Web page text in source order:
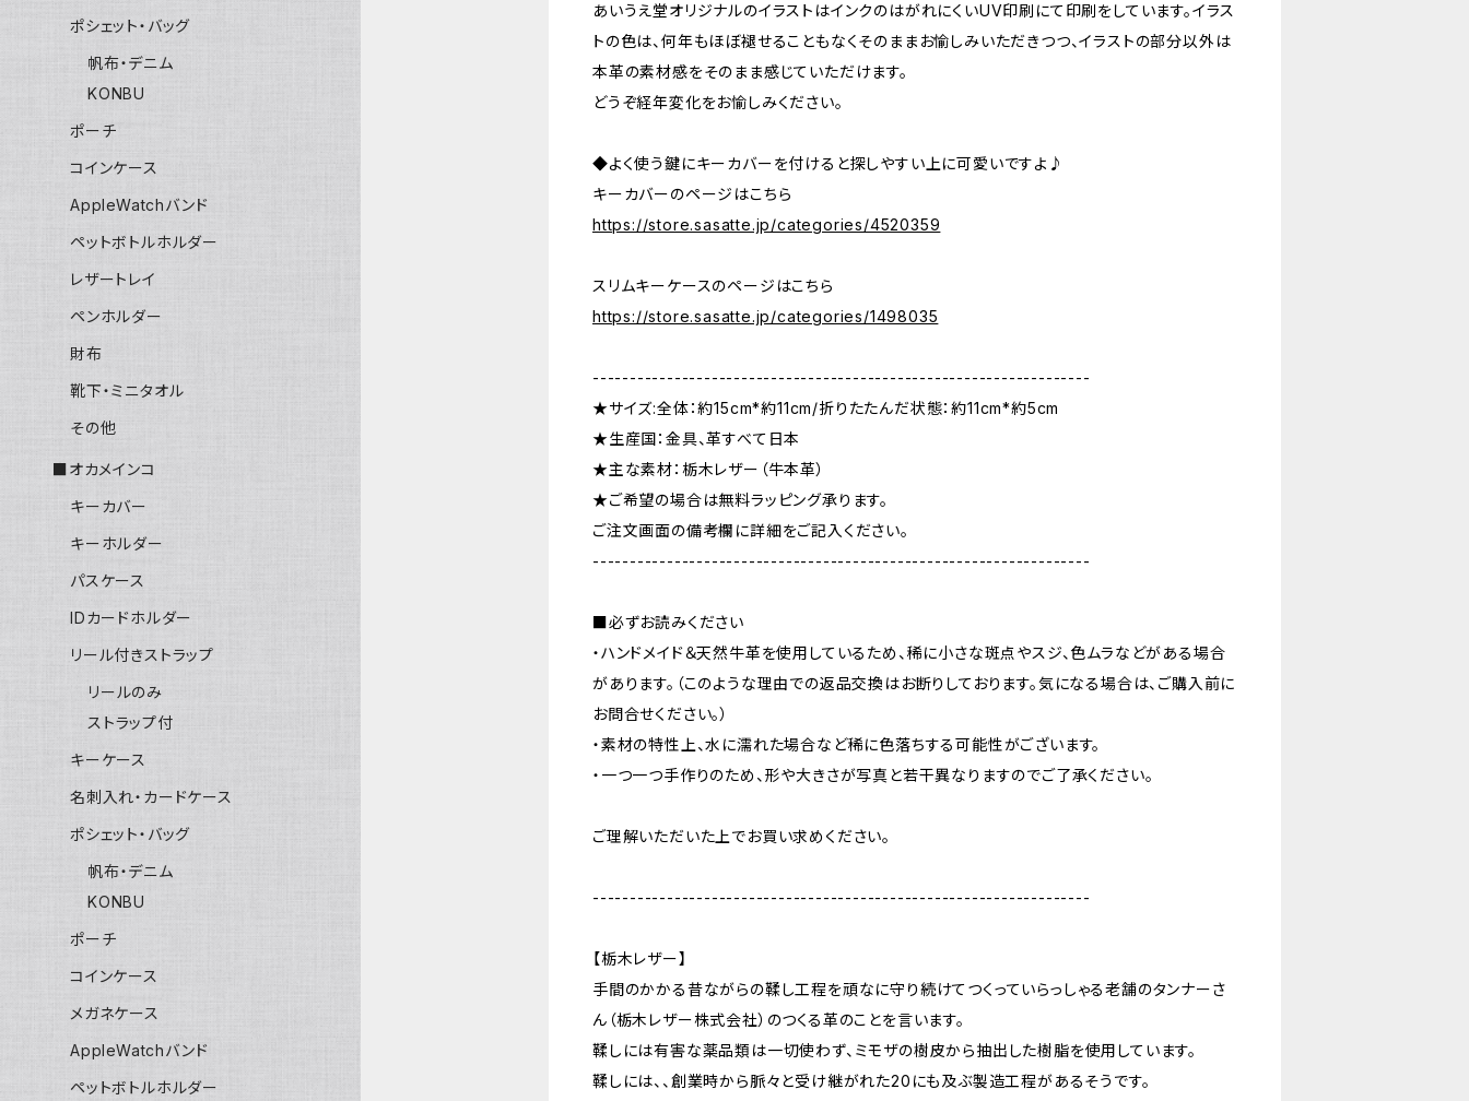
あいうえ堂オリジナルのイラストはインクのはがれにくいUV印刷にて印刷をしています。イラス
トの色は、何年もほぼ褪せることもなくそのままお愉しみいただきつつ、イラストの部分以外は
本革の素材感をそのまま感じていただけます。
どうぞ経年変化をお愉しみください。
◆よく使う鍵にキーカバーを付けると探しやすい上に可愛いですよ♪
キーカバーのページはこちら
https://store.sasatte.jp/categories/4520359
スリムキーケースのページはこちら
https://store.sasatte.jp/categories/1498035
-------------------------------------------------------------------
★サイズ:全体：約15cm*約11cm/折りたたんだ状態：約11cm*約5cm
★生産国：金具、革すべて日本
★主な素材：栃木レザー（牛本革）
★ご希望の場合は無料ラッピング承ります。
ご注文画面の備考欄に詳細をご記入ください。
-------------------------------------------------------------------
■必ずお読みください
・ハンドメイド＆天然牛革を使用しているため、稀に小さな斑点やスジ、色ムラなどがある場合
があります。（このような理由での返品交換はお断りしております。気になる場合は、ご購入前に
お問合せください。）
・素材の特性上、水に濡れた場合など稀に色落ちする可能性がございます。
・一つ一つ手作りのため、形や大きさが写真と若干異なりますのでご了承ください。
ご理解いただいた上でお買い求めください。
-------------------------------------------------------------------
【栃木レザー】
手間のかかる昔ながらの鞣し工程を頑なに守り続けてつくっていらっしゃる老舗のタンナーさ
ん（栃木レザー株式会社）のつくる革のことを言います。
鞣しには有害な薬品類は一切使わず、ミモザの樹皮から抽出した樹脂を使用しています。
鞣しには、、創業時から脈々と受け継がれた20にも及ぶ製造工程があるそうです。
ポシェット・バッグ
帆布・デニム
KONBU
ポーチ
コインケース
AppleWatchバンド
ペットボトルホルダー
レザートレイ
ペンホルダー
財布
靴下・ミニタオル
その他
■オカメインコ
キーカバー
キーホルダー
パスケース
IDカードホルダー
リール付きストラップ
リールのみ
ストラップ付
キーケース
名刺入れ・カードケース
ポシェット・バッグ
帆布・デニム
KONBU
ポーチ
コインケース
メガネケース
AppleWatchバンド
ペットボトルホルダー